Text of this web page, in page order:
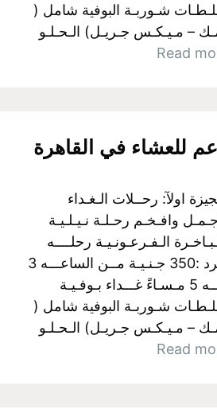
سـلـطـات شـوربـة البوفية شامل (
– مـيـكـس جـريـل) الـحـلـو
Read
اولآ: رحــلات الـغـداء
رقم ( 1 ) أجـمـل وافـخـم رحـلـة نـيـلـيـة
الـفـرعـونـيـة رحلــــه
الغــــداء سـعـر الـفـرد :350 جـنـيـة مــن الساعـــه 3
عـصراً الـي الـسـاعـــه 5 مـسـاءً غـــداء بـوفـيـة
سـلـطـات شـوربـة البوفية شامل (
– مـيـكـس جـريـل) الـحـلـو
Read